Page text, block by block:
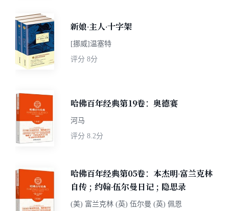
新娘·主人·十字架
[挪威]温塞特
评分 8分
哈佛百年经典第19卷：奥德赛
河马
评分 8.2分
哈佛百年经典第05卷：本杰明·富兰克林
自传 ; 约翰·伍尔曼日记 ; 隐思录
(美) 富兰克林 (英) 伍尔曼 (英) 佩恩